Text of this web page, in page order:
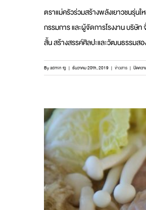
ตราแม่ครัวร่วมสร้างพลังเยาวชนรุ่
กรรมการ และผู้จัดการโรงงาน บริษั
สั้น สร้างสรรค์ศิลปะและวัฒนธรรมสอ
Byadmin fg | ธันวาคม 20th, 2019 | ข่าวสาร | ปิดควา